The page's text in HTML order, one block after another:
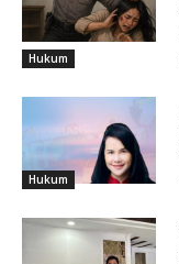
Hukum
Hukum